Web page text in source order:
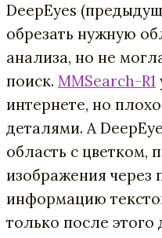
DeepEyes
обрезать нужную
анализа, но не
поиск. MMSearch-R1
интернете, но
деталями. А
область с цветком,
изображения через
информацию
только после этого